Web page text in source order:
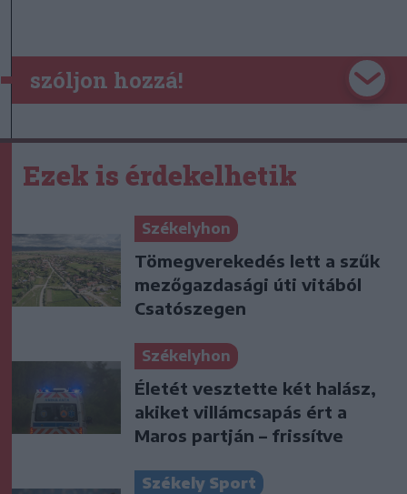
szóljon hozzá!
Ezek is érdekelhetik
Székelyhon
Tömegverekedés lett a szűk
mezőgazdasági úti vitából
Csatószegen
Székelyhon
Életét vesztette két halász,
akiket villámcsapás ért a
Maros partján – frissítve
Székely Sport